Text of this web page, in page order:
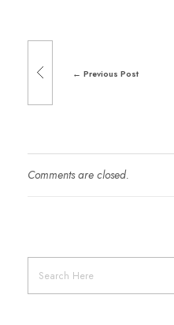
Previous Post
Comments are closed.